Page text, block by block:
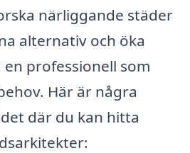
närliggande städer
alternativ och öka
professionell som
Här är några
där du kan hitta